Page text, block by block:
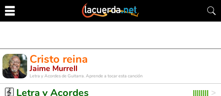
Cristo reina
Jaime Murrell
Letra y Acordes de Guitarra. Aprende a tocar esta canción
Letra y Acordes